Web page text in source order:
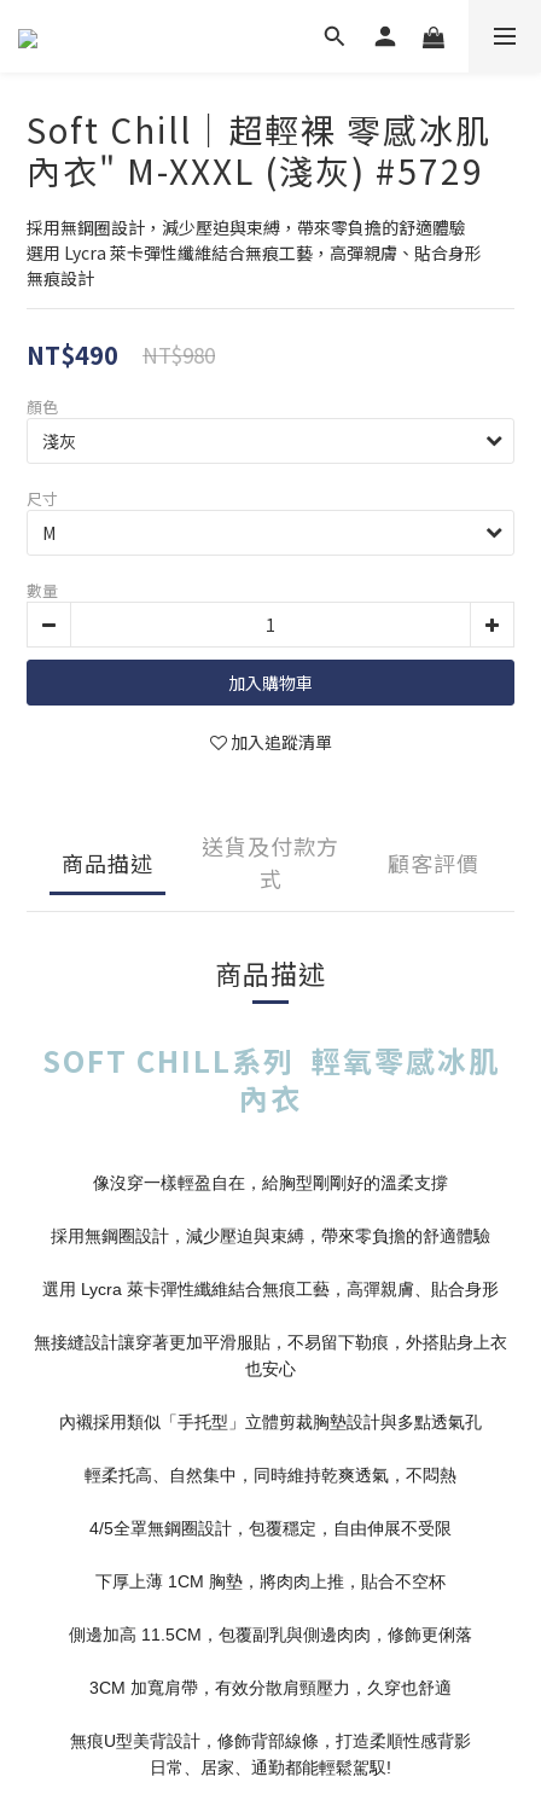
Soft Chill｜超輕裸 零感冰肌
內衣" M-XXXL (淺灰) #5729
採用無鋼圈設計，減少壓迫與束縛，帶來零負擔的舒適體驗
選用 Lycra 萊卡彈性纖維結合無痕工藝，高彈親膚、貼合身形
無痕設計
NT$490 NT$980
顏色
尺寸
數量
加入購物車
加入追蹤清單
商品描述
送貨及付款方
式
顧客評價
商品描述
SOFT CHILL系列 輕氧零感冰肌
內衣
像沒穿一樣輕盈自在，給胸型剛剛好的溫柔支撐
採用無鋼圈設計，減少壓迫與束縛，帶來零負擔的舒適體驗
選用 Lycra 萊卡彈性纖維結合無痕工藝，高彈親膚、貼合身形
無接縫設計讓穿著更加平滑服貼，不易留下勒痕，外搭貼身上衣
也安心
內襯採用類似「手托型」立體剪裁胸墊設計與多點透氣孔
輕柔托高、自然集中，同時維持乾爽透氣，不悶熱
4/5全罩無鋼圈設計，包覆穩定，自由伸展不受限
下厚上薄 1CM 胸墊，將肉肉上推，貼合不空杯
側邊加高 11.5CM，包覆副乳與側邊肉肉，修飾更俐落
3CM 加寬肩帶，有效分散肩頸壓力，久穿也舒適
無痕U型美背設計，修飾背部線條，打造柔順性感背影
日常、居家、通勤都能輕鬆駕馭!